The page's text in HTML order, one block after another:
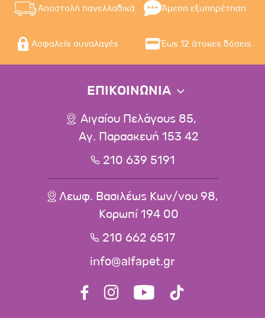
Αποστολή πανελλαδικά Άμεση εξυπηρέτηση
Ασφαλείς συναλαγές Έως 12 άτοκες δόσεις
ΕΠΙΚΟΙΝΩΝΙΑ
Αιγαίου Πελάγους 85,
Αγ. Παρασκευή 153 42
210 639 5191
Λεωφ. Βασιλέως Κων/νου 98,
Κορωπί 194 00
210 662 6517
info@alfapet.gr